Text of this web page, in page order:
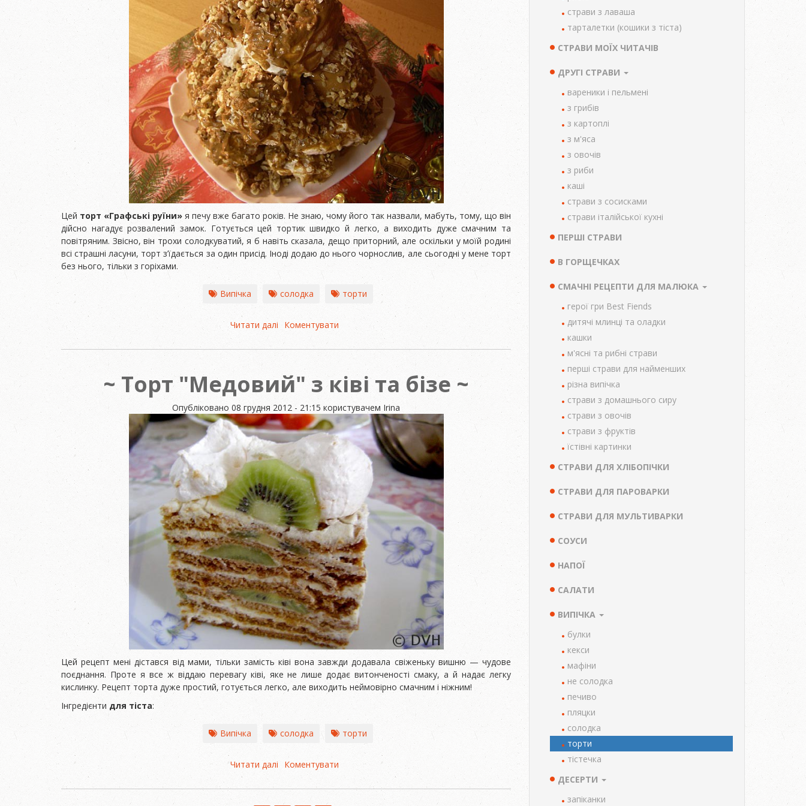
Цей торт «Графські руїни» я печу вже багато років. Не знаю, чому його так назвали, мабуть, тому, що він
дійсно нагадує розвалений замок. Готується цей тортик швидко й легко, а виходить дуже смачним та
повітряним. Звісно, він трохи солодкуватий, я б навіть сказала, дещо приторний, але оскільки у моїй родині
всі страшні ласуни, торт з’їдається за один присід. Іноді додаю до нього чорнослив, але сьогодні у мене торт
без нього, тільки з горіхами.
Випічка солодка торти
Читати далі про
«Графські
Коментувати
Торт "Медовий" з ківі та бізе
Опубліковано 08 грудня 2012 - 21:15 користувачем Irina
Цей рецепт мені дістався від мами, тільки замість ківі вона завжди додавала свіженьку вишню — чудове
поєднання. Проте я все ж віддаю перевагу ківі, яке не лише додає витонченості смаку, а й надає легку
кислинку. Рецепт торта дуже простий, готується легко, але виходить неймовірно смачним і ніжним!
Інгредієнти для тіста:
Випічка солодка торти
Читати далі про
"Медовий"
Коментувати
страви з лаваша
тарталетки (кошики з тіста)
СТРАВИ МОЇХ ЧИТАЧІВ
ДРУГІ СТРАВИ
вареники і пельмені
з грибів
з картоплі
з м'яса
з овочів
з риби
каші
страви з сосисками
страви італійської кухні
ПЕРШІ СТРАВИ
В ГОРЩЕЧКАХ
СМАЧНІ РЕЦЕПТИ ДЛЯ МАЛЮКА
герої гри Best Fiends
дитячі млинці та оладки
кашки
м'ясні та рибні страви
перші страви для найменших
різна випічка
страви з домашнього сиру
страви з овочів
страви з фруктів
їстівні картинки
СТРАВИ ДЛЯ ХЛІБОПІЧКИ
СТРАВИ ДЛЯ ПАРОВАРКИ
СТРАВИ ДЛЯ МУЛЬТИВАРКИ
СОУСИ
НАПОЇ
САЛАТИ
ВИПІЧКА
булки
кекси
мафіни
не солодка
печиво
пляцки
солодка
торти
тістечка
ДЕСЕРТИ
запіканки